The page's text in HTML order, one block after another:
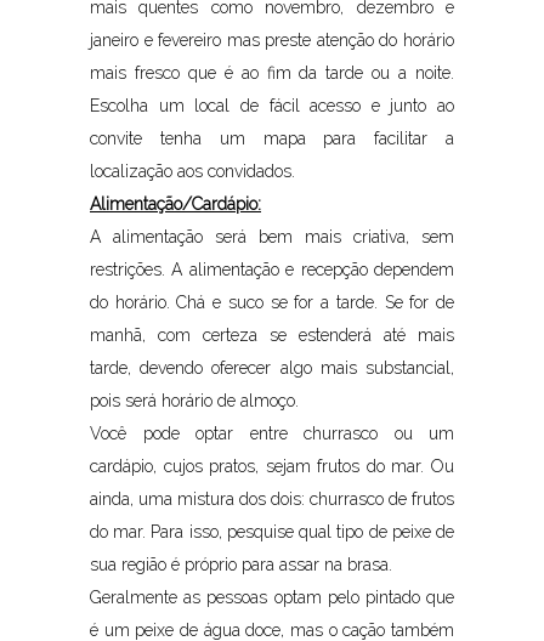
mais quentes como novembro, dezembro e
janeiro e fevereiro mas preste atenção do horário
mais fresco que é ao fim da tarde ou a noite.
Escolha um local de fácil acesso e junto ao
convite tenha um mapa para facilitar a
localização aos convidados.
Alimentação/Cardápio:
A alimentação será bem mais criativa, sem
restrições. A alimentação e recepção dependem
do horário. Chá e suco se for a tarde. Se for de
manhã, com certeza se estenderá até mais
tarde, devendo oferecer algo mais substancial,
pois será horário de almoço.
Você pode optar entre churrasco ou um
cardápio, cujos pratos, sejam frutos do mar. Ou
ainda, uma mistura dos dois: churrasco de frutos
do mar. Para isso, pesquise qual tipo de peixe de
sua região é próprio para assar na brasa.
Geralmente as pessoas optam pelo pintado que
é um peixe de água doce, mas o cação também